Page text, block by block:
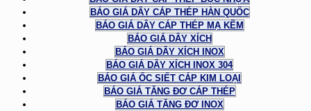
BÁO GIÁ DÂY CÁP THÉP HÀN QUỐC
BÁO GIÁ DÂY CÁP THÉP MẠ KẼM
BÁO GIÁ DÂY XÍCH
BÁO GIÁ DÂY XÍCH INOX
BÁO GIÁ DÂY XÍCH INOX 304
BÁO GIÁ ỐC SIẾT CÁP KIM LOẠI
BÁO GIÁ TĂNG ĐƠ CÁP THÉP
BÁO GIÁ TĂNG ĐƠ INOX